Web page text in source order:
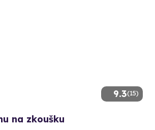
9.3(15)
na zkoušku